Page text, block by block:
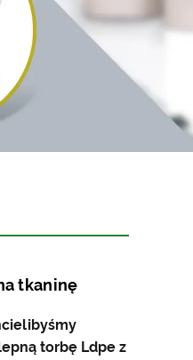
tkaninę
torbę Ldpe z